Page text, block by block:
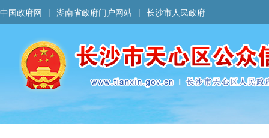
中国政府网 | 湖南省政府门户网站 | 长沙市人民政府